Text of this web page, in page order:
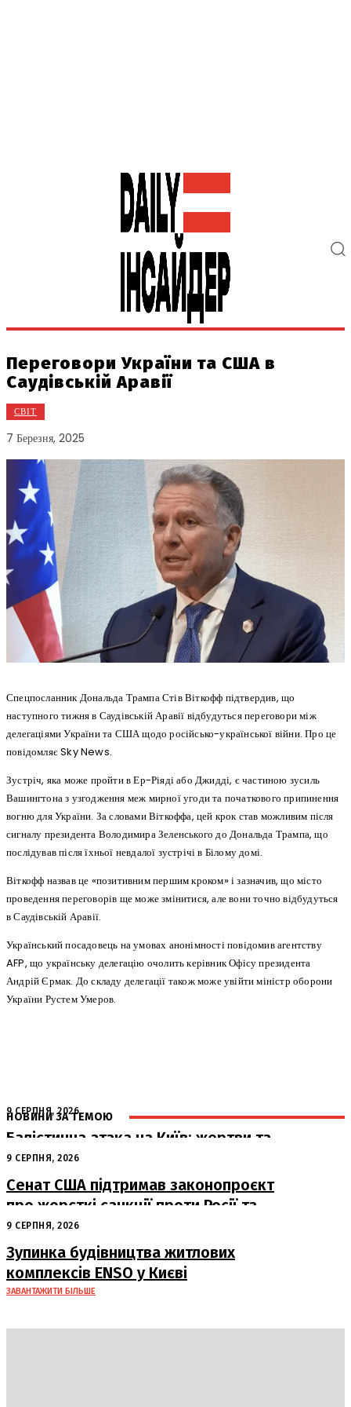
Переговори України та США в
Саудівській Аравії
СВІТ
7 Березня, 2025
Спецпосланник Дональда Трампа Стів Віткофф підтвердив, що
наступного тижня в Саудівській Аравії відбудуться переговори між
делегаціями України та США щодо російсько-української війни. Про це
повідомляє Sky News.
Зустріч, яка може пройти в Ер-Ріяді або Джидді, є частиною зусиль
Вашингтона з узгодження меж мирної угоди та початкового припинення
вогню для України. За словами Віткоффа, цей крок став можливим після
сигналу президента Володимира Зеленського до Дональда Трампа, що
послідував після їхньої невдалої зустрічі в Білому домі.
Віткофф назвав це «позитивним першим кроком» і зазначив, що місто
проведення переговорів ще може змінитися, але вони точно відбудуться
в Саудівській Аравії.
Український посадовець на умовах анонімності повідомив агентству
AFP, що українську делегацію очолить керівник Офісу президента
Андрій Єрмак. До складу делегації також може увійти міністр оборони
України Рустем Умеров.
НОВИНИ ЗА ТЕМОЮ
9 СЕРПНЯ, 2026
Балістична атака на Київ: жертви та
руйнування
9 СЕРПНЯ, 2026
Сенат США підтримав законопроєкт
про жорсткі санкції проти Росії та
Ірану
9 СЕРПНЯ, 2026
Зупинка будівництва житлових
комплексів ENSO у Києві
ЗАВАНТАЖИТИ БІЛЬШЕ